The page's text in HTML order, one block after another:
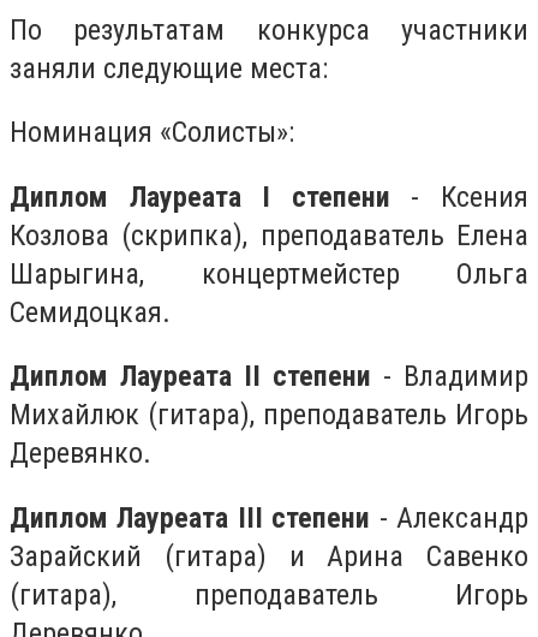
По результатам конкурса участники
заняли следующие места:
Номинация «Солисты»:
Диплом Лауреата I степени - Ксения
Козлова (скрипка), преподаватель Елена
Шарыгина, концертмейстер Ольга
Семидоцкая.
Диплом Лауреата II степени - Владимир
Михайлюк (гитара), преподаватель Игорь
Деревянко.
Диплом Лауреата III степени - Александр
Зарайский (гитара) и Арина Савенко
(гитара), преподаватель Игорь